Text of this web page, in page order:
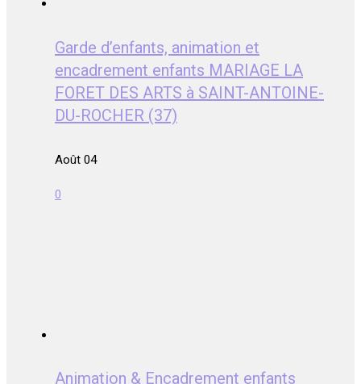
Garde d’enfants, animation et
encadrement enfants MARIAGE LA
FORET DES ARTS à SAINT-ANTOINE-
DU-ROCHER (37)
Août 04
0
Animation & Encadrement enfants